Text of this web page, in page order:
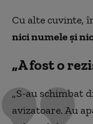
Cu alte cuvinte,
nici numele și
„A fost o
„S-au schimbat
avizatoare. Au